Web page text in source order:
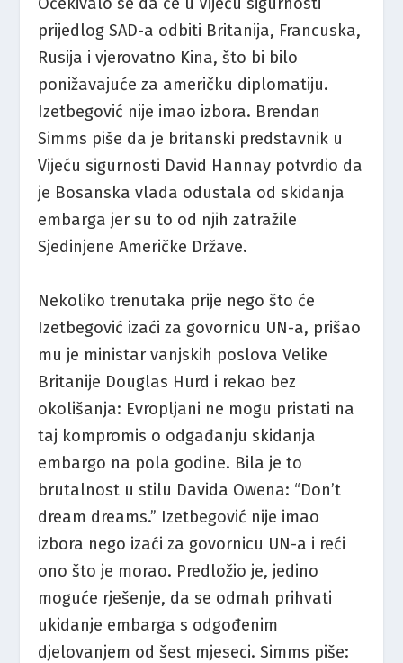
Očekivalo se da će u Vijeću sigurnosti
prijedlog SAD-a odbiti Britanija, Francuska,
Rusija i vjerovatno Kina, što bi bilo
ponižavajuće za američku diplomatiju.
Izetbegović nije imao izbora. Brendan
Simms piše da je britanski predstavnik u
Vijeću sigurnosti David Hannay potvrdio da
je Bosanska vlada odustala od skidanja
embarga jer su to od njih zatražile
Sjedinjene Američke Države.
Nekoliko trenutaka prije nego što će
Izetbegović izaći za govornicu UN-a, prišao
mu je ministar vanjskih poslova Velike
Britanije Douglas Hurd i rekao bez
okolišanja: Evropljani ne mogu pristati na
taj kompromis o odgađanju skidanja
embargo na pola godine. Bila je to
brutalnost u stilu Davida Owena: “Don’t
dream dreams.” Izetbegović nije imao
izbora nego izaći za govornicu UN-a i reći
ono što je morao. Predložio je, jedino
moguće rješenje, da se odmah prihvati
ukidanje embarga s odgođenim
djelovanjem od šest mjeseci. Simms piše: